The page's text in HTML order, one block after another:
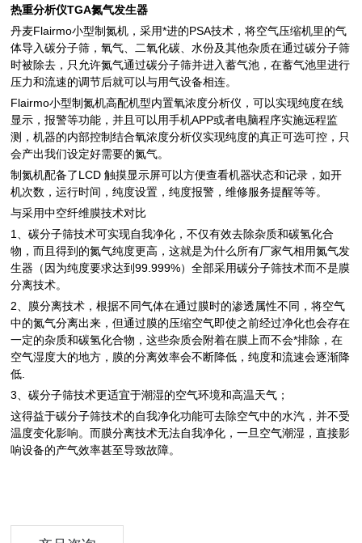
热重分析仪TGA氮气发生器
丹麦Flairmo小型制氮机，采用*进的PSA技术，将空气压缩机里的气
体导入碳分子筛，氧气、二氧化碳、水份及其他杂质在通过碳分子筛
时被除去，只允许氮气通过碳分子筛并进入蓄气池，在蓄气池里进行
压力和流速的调节后就可以与用气设备相连。
Flairmo小型制氮机高配机型内置氧浓度分析仪，可以实现纯度在线
显示，报警等功能，并且可以用手机APP或者电脑程序实施远程监
测，机器的内部控制结合氧浓度分析仪实现纯度的真正可选可控，只
会产出我们设定好需要的氮气。
制氮机配备了LCD 触摸显示屏可以方便查看机器状态和记录，如开
机次数，运行时间，纯度设置，纯度报警，维修服务提醒等等。
与采用中空纤维膜技术对比
1、碳分子筛技术可实现自我净化，不仅有效去除杂质和碳氢化合
物，而且得到的氮气纯度更高，这就是为什么所有厂家气相用氮气发
生器（因为纯度要求达到99.999%）全部采用碳分子筛技术而不是膜
分离技术。
2、膜分离技术，根据不同气体在通过膜时的渗透属性不同，将空气
中的氮气分离出来，但通过膜的压缩空气即使之前经过净化也会存在
一定的杂质和碳氢化合物，这些杂质会附着在膜上而不会*排除，在
空气湿度大的地方，膜的分离效率会不断降低，纯度和流速会逐渐降
低.
3、碳分子筛技术更适宜于潮湿的空气环境和高温天气；
这得益于碳分子筛技术的自我净化功能可去除空气中的水汽，并不受
温度变化影响。而膜分离技术无法自我净化，一旦空气潮湿，直接影
响设备的产气效率甚至导致故障。